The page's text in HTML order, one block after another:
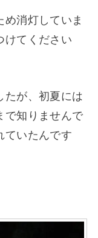
消灯していま
けてください
たが、初夏には
で知りませんで
ていたんです